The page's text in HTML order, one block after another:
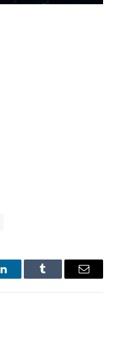
LinkedInTumblr Email